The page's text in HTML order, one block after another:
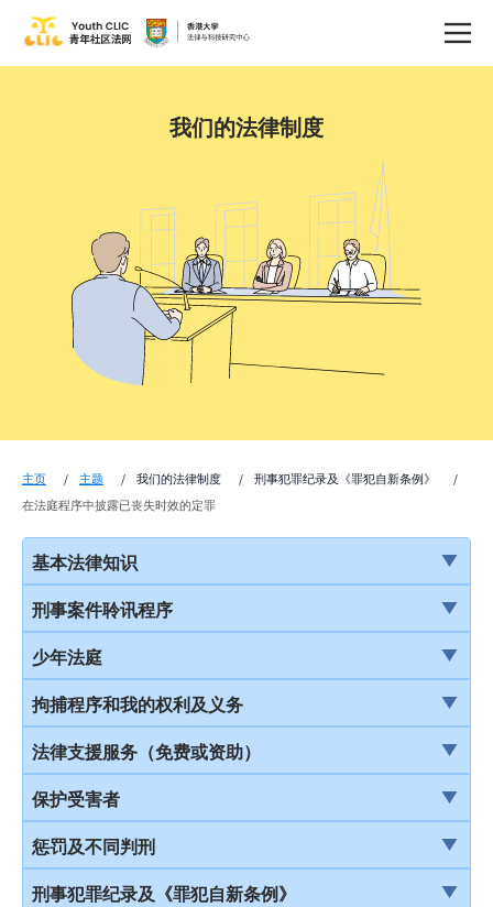
我们的法律制度
主页 主题 我们的法律制度
刑事犯罪纪录及《罪犯自新条例》
在法庭程序中披露已丧失时效的定罪
基本法律知识
法治
香港法律来源
刑事诉讼及民事诉讼
事务律师与大律师
简介律政司
香港法院及司法机构
刑事案件聆讯程序
刑事案件一般聆讯程序
经公诉程序定罪及经简易程序定罪
首次聆讯
认罪
求情及判刑
认罪对判刑的影响
少年法庭
少年法庭的司法管辖权
保护少年罪犯
少年法庭的聆讯程序
少年罪犯惩罚的限制
判刑原则
拘捕程序和我的权利及义务
引言
在公众地方被警察截停和查问
在公众地方被警察截停和搜身
缄默权
法律支援服务（免费或资助）
简介本港部分法律援助
刑事诉讼法律援助计划
当值律师计划
保护受害者
受害者的权利
儿童证人
惩罚及不同判刑
引言
刑事犯罪纪录及《罪犯自新条例》